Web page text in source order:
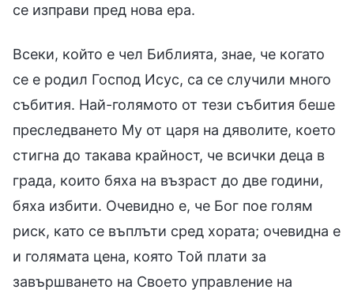
се изправи пред нова ера.
Всеки, който е чел Библията, знае, че когато
се е родил Господ Исус, са се случили много
събития. Най-голямото от тези събития беше
преследването Му от царя на дяволите, което
стигна до такава крайност, че всички деца в
града, които бяха на възраст до две години,
бяха избити. Очевидно е, че Бог пое голям
риск, като се въплъти сред хората; очевидна е
и голямата цена, която Той плати за
завършването на Своето управление на